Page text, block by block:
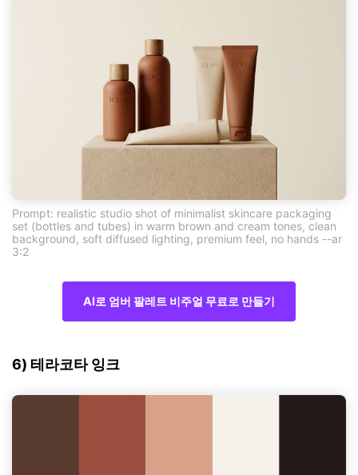
Prompt: realistic studio shot of minimalist skincare packaging
set (bottles and tubes) in warm brown and cream tones, clean
background, soft diffused lighting, premium feel, no hands --ar
3:2
AI로 엄버 팔레트 비주얼 무료로 만들기
6) 테라코타 잉크